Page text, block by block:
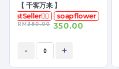
【 千客万来 】
BestSeller👍🏻 soapflower
RM380.00 350.00
- +